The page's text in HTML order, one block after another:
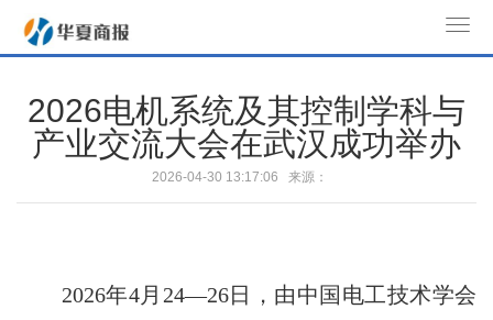
o
g
2026电机系统及其控制学科与
产业交流大会在武汉成功举办
2026-04-30 13:17:06 来源：
2026年4月24—26日，由中国电工技术学会